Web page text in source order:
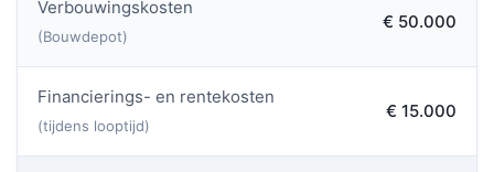
Verbouwingskosten
(Bouwdepot)
€ 50.000
Financierings- en rentekosten
(tijdens looptijd)
€ 15.000